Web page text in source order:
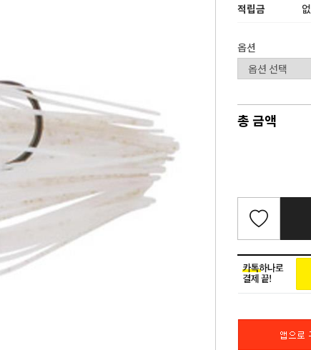
적립금
옵션
총 금액